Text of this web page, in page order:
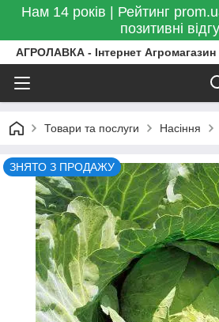
Нам 14 років | Рейтинг
позитивні
АГРОЛАВКА - Інтернет Агромагазин
Товари та послуги Насіння
ЗНЯТО З ПРОДАЖУ